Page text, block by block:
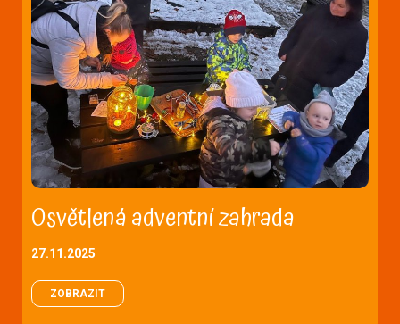
Osvětlená adventní zahrada
27.11.2025
ZOBRAZIT